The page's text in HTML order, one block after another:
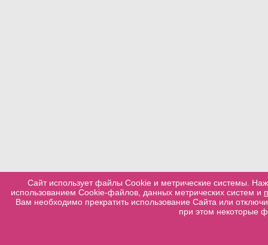
Сайт использует файлы Cookie и метрические системы.
использованием Cookie-файлов, данных метрических систем и
Вам необходимо прекратить использование Сайта или
при этом некоторые